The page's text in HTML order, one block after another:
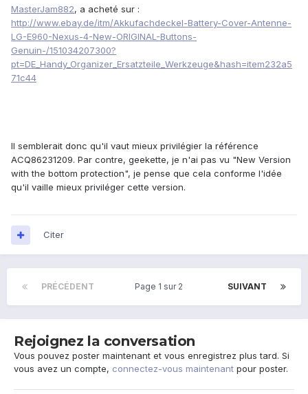
MasterJam882, a acheté sur :
http://www.ebay.de/itm/Akkufachdeckel-Battery-Cover-Antenne-
LG-E960-Nexus-4-New-ORIGINAL-Buttons-
Genuin-/151034207300?
pt=DE_Handy_Organizer_Ersatzteile_Werkzeuge&hash=item232a5
71c44
Il semblerait donc qu'il vaut mieux privilégier la référence
ACQ86231209. Par contre, geekette, je n'ai pas vu "New Version
with the bottom protection", je pense que cela conforme l'idée
qu'il vaille mieux priviléger cette version.
Citer
PRÉCÉDENT SUIVANT
Page 1 sur 2
Rejoignez la conversation
Vous pouvez poster maintenant et vous enregistrez plus tard. Si
vous avez un compte, connectez-vous maintenant pour poster.